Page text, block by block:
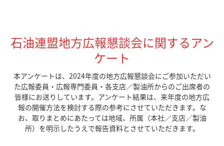
石油連盟地方広報懇談会に関するアン
ケート
本アンケートは、2024年度の地方広報懇談会にご参加いただい
た広報委員・広報専門委員・各支店／製油所からのご出席者の
皆様にお送りしています。アンケート結果は、来年度の地方広
報の開催方法を検討する際の参考にさせていただきます。な
お、取りまとめにあたっては地域、所属（本社／支店／製油
所）を明示したうえで報告資料とさせていただきます。